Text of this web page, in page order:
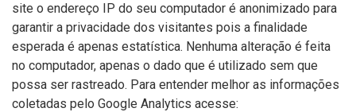
site o endereço IP do seu computador é anonimizado para
garantir a privacidade dos visitantes pois a finalidade
esperada é apenas estatística. Nenhuma alteração é feita
no computador, apenas o dado que é utilizado sem que
possa ser rastreado. Para entender melhor as informações
coletadas pelo Google Analytics acesse: